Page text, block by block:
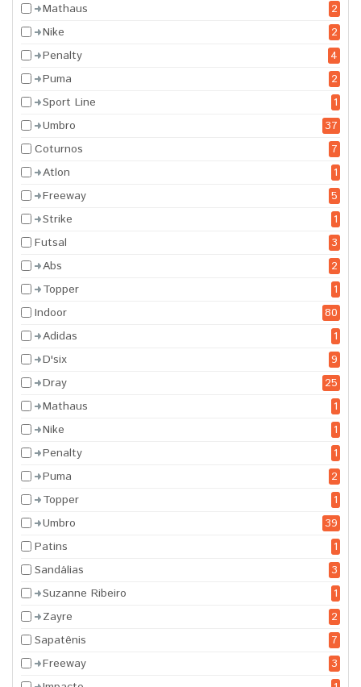
Mathaus
2
Nike
2
Penalty
4
Puma
2
Sport Line
1
Umbro
37
Coturnos
7
Atlon
1
Freeway
5
Strike
1
Futsal
3
Abs
2
Topper
1
Indoor
80
Adidas
1
D'six
9
Dray
25
Mathaus
1
Nike
1
Penalty
1
Puma
2
Topper
1
Umbro
39
Patins
1
Sandálias
3
Suzanne Ribeiro
1
Zayre
2
Sapatênis
7
Freeway
3